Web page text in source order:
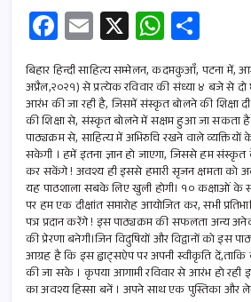
Fa
ce
b
o
o
k
E
m
ail
X W
h
at
s
A
p
p
h
ar
e
बिहार हिन्दी साहित्य सम्मेलन, कदमकुआँ, पटना में,
अप्रैल,२०२१) से प्रत्येक रविवार की संध्या ४ बजे से
आरंभ की जा रही है, जिसमें संस्कृत बोलने की शिक्षा
की शिक्षा से, संस्कृत बोलने में सक्षम हुआ जा सकता है
पाठ्यक्रम से, साहित्य में अभिरुचि रखने वाले
सकेगी । हमें इतना ज्ञान हो जाएगा, जिससे हम
कर सकेंगे ! अवश्य ही इससे हमारी सृजन क्षमता को
यह पाठशाला सबके लिए खुली होगी। १० कक्षाओं के
पर हम एक दीक्षांत समारोह आयोजित कर, सभी
पत्र प्रदान करेंगे ! इस पाठ्यक्रम की सफलता अन्य
की प्रेरणा बनेगी।जिन विदुषियों और विद्वानों को इस
आग्रह है कि इस ह्वाट्सऐप पर अपनी स्वीकृति दें,ताकि
की जा सके । कृपया आगामी रविवार से आरंभ हो रही
का अवश्य हिस्सा बनें । अपने साथ एक पुस्तिका और